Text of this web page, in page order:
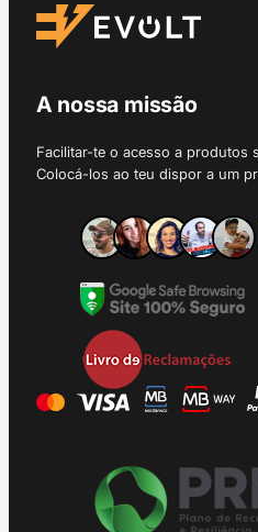
A nossa missão
Facilitar-te o acesso a produtos
Colocá-los ao teu dispor a um